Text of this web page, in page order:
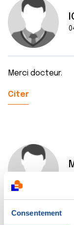
Consentement
Merci docteur.
Citer